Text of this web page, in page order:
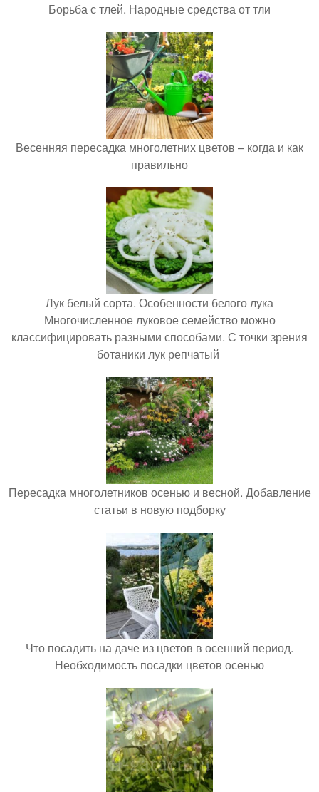
Борьба с тлей. Народные средства от тли
Весенняя пересадка многолетних цветов – когда и как
правильно
Лук белый сорта. Особенности белого лука
Многочисленное луковое семейство можно
классифицировать разными способами. С точки зрения
ботаники лук репчатый
Пересадка многолетников осенью и весной. Добавление
статьи в новую подборку
Что посадить на даче из цветов в осенний период.
Необходимость посадки цветов осенью